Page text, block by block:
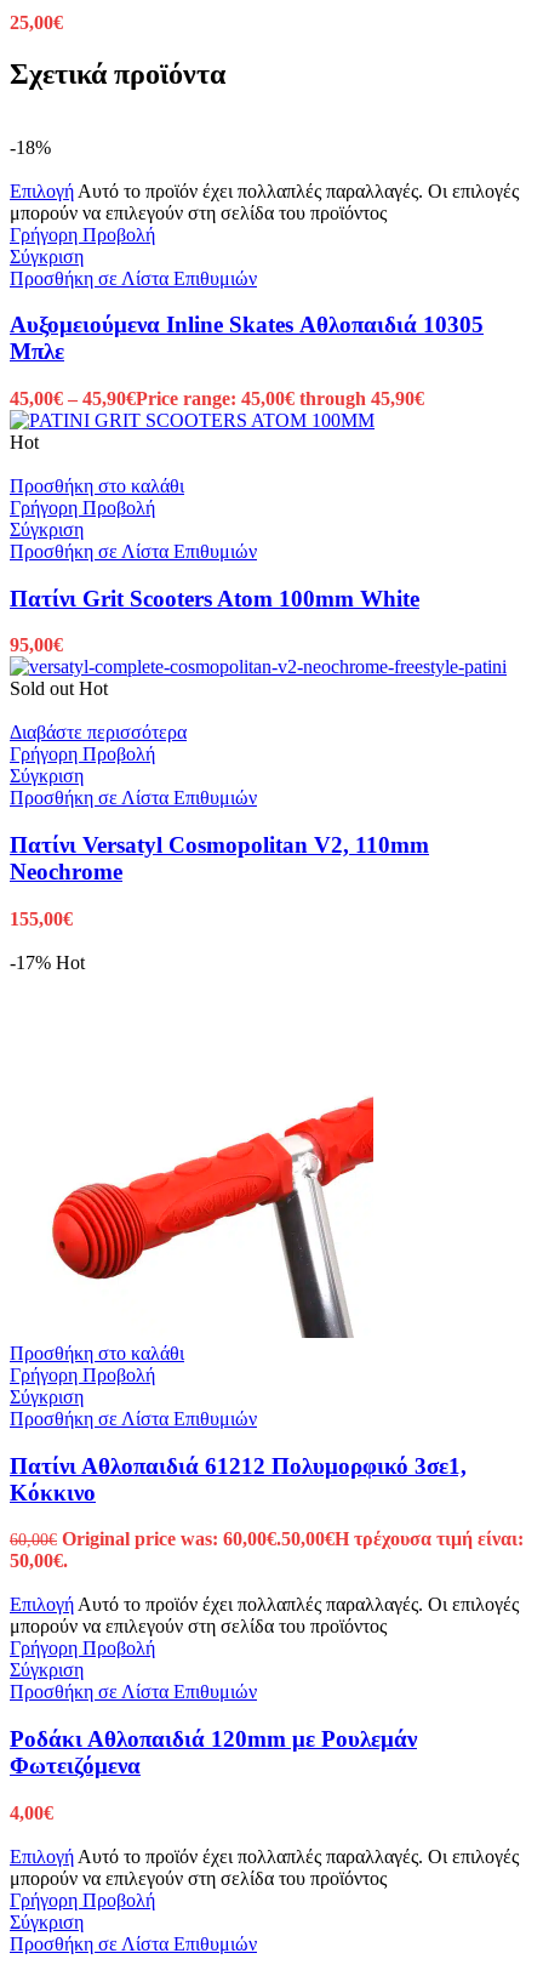
25,00€
Σχετικά προϊόντα
-18%
Επιλογή Αυτό το προϊόν έχει πολλαπλές παραλλαγές. Οι επιλογές
μπορούν να επιλεγούν στη σελίδα του προϊόντος
Γρήγορη Προβολή
Σύγκριση
Προσθήκη σε Λίστα Επιθυμιών
Αυξομειούμενα Inline Skates Αθλοπαιδιά 10305
Μπλε
45,00€ – 45,90€Price range: 45,00€ through 45,90€
Hot
Προσθήκη στο καλάθι
Γρήγορη Προβολή
Σύγκριση
Προσθήκη σε Λίστα Επιθυμιών
Πατίνι Grit Scooters Atom 100mm White
95,00€
Sold out Hot
Διαβάστε περισσότερα
Γρήγορη Προβολή
Σύγκριση
Προσθήκη σε Λίστα Επιθυμιών
Πατίνι Versatyl Cosmopolitan V2, 110mm
Neochrome
155,00€
-17% Hot
Προσθήκη στο καλάθι
Γρήγορη Προβολή
Σύγκριση
Προσθήκη σε Λίστα Επιθυμιών
Πατίνι Αθλοπαιδιά 61212 Πολυμορφικό 3σε1,
Κόκκινο
60,00€ Original price was: 60,00€.50,00€Η τρέχουσα τιμή είναι:
50,00€.
Επιλογή Αυτό το προϊόν έχει πολλαπλές παραλλαγές. Οι επιλογές
μπορούν να επιλεγούν στη σελίδα του προϊόντος
Γρήγορη Προβολή
Σύγκριση
Προσθήκη σε Λίστα Επιθυμιών
Ροδάκι Αθλοπαιδιά 120mm με Ρουλεμάν
Φωτειζόμενα
4,00€
Επιλογή Αυτό το προϊόν έχει πολλαπλές παραλλαγές. Οι επιλογές
μπορούν να επιλεγούν στη σελίδα του προϊόντος
Γρήγορη Προβολή
Σύγκριση
Προσθήκη σε Λίστα Επιθυμιών